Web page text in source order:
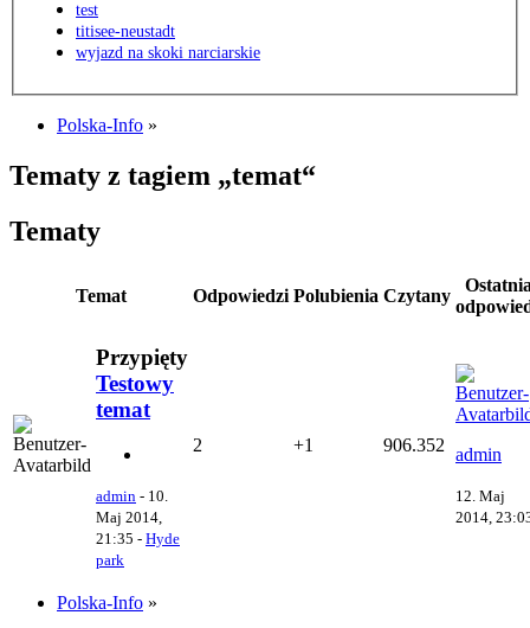
test
titisee-neustadt
wyjazd na skoki narciarskie
Polska-Info »
Tematy z tagiem „temat“
Tematy
Temat Odpowiedzi Polubienia Czytany
Przypięty
Testowy
temat
admin - 10.
Maj 2014,
21:35 - Hyde
park
2 +1 906.352 admin
12. Maj
2014,
Polska-Info »